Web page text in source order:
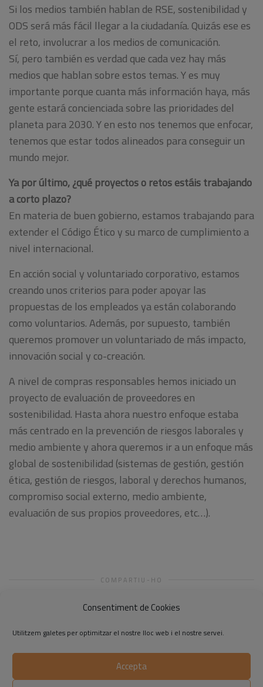
Consentiment de Cookies
Utilitzem galetes per optimitzar el nostre lloc web i el nostre servei.
Accepta
Si los medios también hablan de RSE, sostenibilidad y
ODS será más fácil llegar a la ciudadanía. Quizás ese es
el reto, involucrar a los medios de comunicación.
Sí, pero también es verdad que cada vez hay más
medios que hablan sobre estos temas. Y es muy
importante porque cuanta más información haya, más
gente estará concienciada sobre las prioridades del
planeta para 2030. Y en esto nos tenemos que enfocar,
tenemos que estar todos alineados para conseguir un
mundo mejor.
Ya por último, ¿qué proyectos o retos estáis trabajando
a corto plazo?
En materia de buen gobierno, estamos trabajando para
extender el Código Ético y su marco de cumplimiento a
nivel internacional.
En acción social y voluntariado corporativo, estamos
creando unos criterios para poder apoyar las
propuestas de los empleados ya están colaborando
como voluntarios. Además, por supuesto, también
queremos promover un voluntariado de más impacto,
innovación social y co-creación.
A nivel de compras responsables hemos iniciado un
proyecto de evaluación de proveedores en
sostenibilidad. Hasta ahora nuestro enfoque estaba
más centrado en la prevención de riesgos laborales y
medio ambiente y ahora queremos ir a un enfoque más
global de sostenibilidad (sistemas de gestión, gestión
ética, gestión de riesgos, laboral y derechos humanos,
compromiso social externo, medio ambiente,
evaluación de sus propios proveedores, etc…).
COMPARTIU-HO